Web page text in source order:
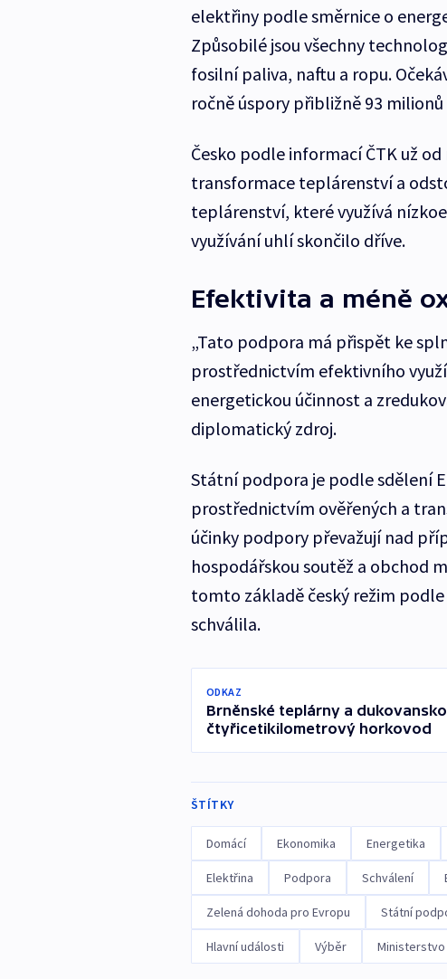
elektřiny podle směrnice o
Způsobilé jsou všechny
fosilní paliva, naftu a ropu.
ročně úspory přibližně 93
Česko podle informací ČTK už
transformace teplárenství a
teplárenství, které využívá
využívání uhlí skončilo dříve.
Efektivita a méně
„Tato podpora má přispět ke
prostřednictvím efektivního
energetickou účinnost a
diplomatický zdroj.
Státní podpora je podle sdělení
prostřednictvím ověřených a
účinky podpory převažují nad
hospodářskou soutěž a obchod
tomto základě český režim
schválila.
ODKAZ
Brněnské teplárny a
čtyřicetikilometrový horkovod
ŠTÍTKY
Domácí Ekonomika Energetika
Elektřina Podpora Schválení
Zelená dohoda pro Evropu Státní
Hlavní události Výběr Ministerstvo